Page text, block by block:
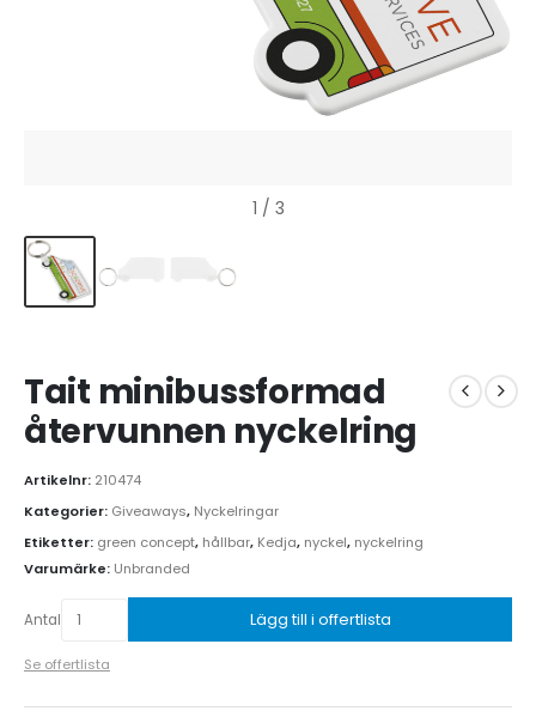
1 / 3
Tait minibussformad
återvunnen nyckelring
Artikelnr: 210474
Kategorier: Giveaways, Nyckelringar
Etiketter: green concept, hållbar, Kedja, nyckel, nyckelring
Varumärke: Unbranded
Antal Lägg till i offertlista
Se offertlista